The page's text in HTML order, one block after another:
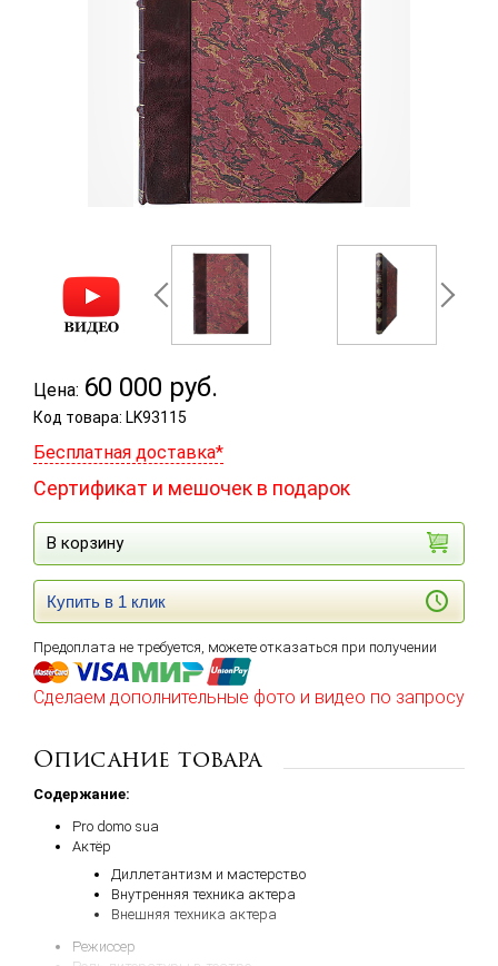
Цена: 60 000 руб.
Код товара: LK93115
Бесплатная доставка*
Сертификат и мешочек в подарок
В корзину
Купить в 1 клик
Предоплата не требуется, можете отказаться при получении
Сделаем дополнительные фото и видео по запросу
Описание товара
Содержание:
Pro domo sua
Актёр
Диллетантизм и мастерство
Внутренняя техника актера
Внешняя техника актера
Режиссер